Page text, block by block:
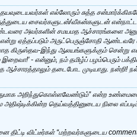
தயவுடையவர்கள் எல்லோரும் சுத்த
சைவர்களுடன்/வீகன்களுடன்
அவர்களின் சமயமத ஆச்சாரங்களை
ஏத்தப்படும் அருட்பெருஞ்சோதி
கிருஸ்தவ-இந்து ஆலயங்களுக்கும் சென்று
- என்னும், நம் தமிழ்ப் பழம்பெரும்
தடைபோட முடியாது. நன்றி!
அறிந்துகொள்ளவேண்டும்” என்ற
தெய்வத்தினுடைய நிலை
விட்டீர்கள் “மற்றவர்களுடைய